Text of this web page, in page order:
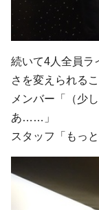
続いて4人全員ラ
さを変えられる
メンバー「（少
あ……」
スタッフ「もっ